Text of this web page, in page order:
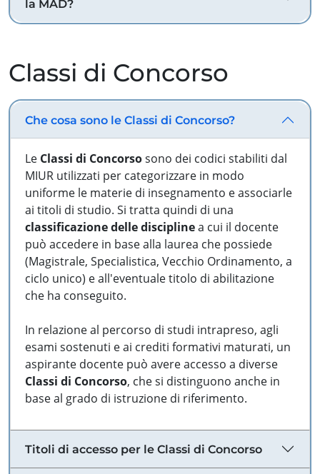
la MAD?
Classi di Concorso
Che cosa sono le Classi di Concorso?
Le Classi di Concorsosono dei codici stabiliti dal
MIUR utilizzati per categorizzare in modo
uniforme le materie di insegnamento e associarle
ai titoli di studio. Si tratta quindi di una
classificazione delle disciplinea cui il docente
può accedere in base alla laurea che possiede
(Magistrale, Specialistica, Vecchio Ordinamento, a
ciclo unico) e all'eventuale titolo di abilitazione
che ha conseguito.
In relazione al percorso di studi intrapreso, agli
esami sostenuti e ai crediti formativi maturati, un
aspirante docente può avere accesso a diverse
Classi di Concorso, che si distinguono anche in
base al grado di istruzione di riferimento.
Titoli di accesso per le Classi di Concorso